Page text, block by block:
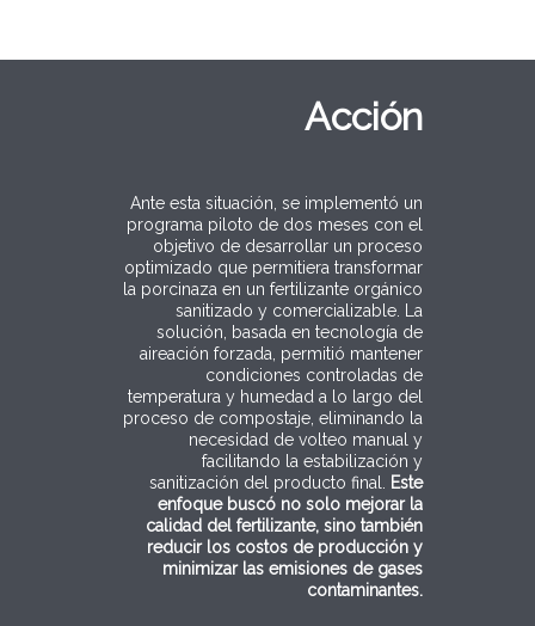
Acción
Ante esta situación, se implementó un
programa piloto de dos meses con el
objetivo de desarrollar un proceso
optimizado que permitiera transformar
la porcinaza en un fertilizante orgánico
sanitizado y comercializable. La
solución, basada en tecnología de
aireación forzada, permitió mantener
condiciones controladas de
temperatura y humedad a lo largo del
proceso de compostaje, eliminando la
necesidad de volteo manual y
facilitando la estabilización y
sanitización del producto final.
Este
enfoque buscó no solo mejorar la
calidad del fertilizante, sino también
reducir los costos de producción y
minimizar las emisiones de gases
contaminantes.